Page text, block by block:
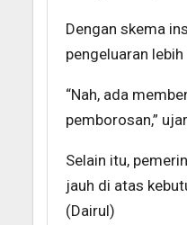
Dengan skema
pengeluaran
“Nah, ada
pemborosan,”
Selain itu,
jauh di atas
(Dairul)